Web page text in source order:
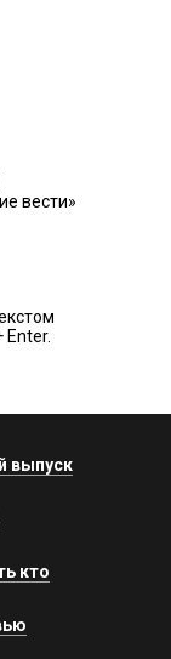
вести»
выпуск
кто